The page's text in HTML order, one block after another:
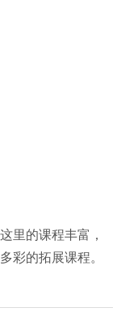
的课程丰富，
彩的拓展课程。